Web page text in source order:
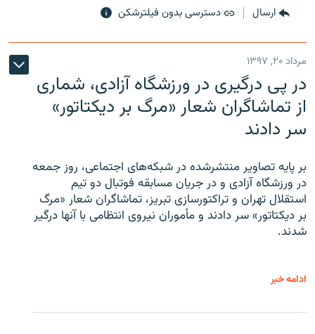
ارسال دسترسی بدون فیلترشکن
مرداد ۲۰, ۱۳۹۷
در پی درگیری در ورزشگاه آزادی، شماری
از تماشاگران شعار «مرگ بر دیکتاتور»
سر دادند
بر پایه تصاویر منتشرشده در شبکه‌های اجتماعی، روز جمعه
در ورزشگاه آزادی و در جریان مسابقه فوتبال دو تیم
استقلال تهران و تراکتورسازی تبریز، تماشاگران شعار «مرگ
بر دیکتاتور» سر دادند و مأموران نیروی انتظامی با آنها درگیر
شدند.
ادامه خبر